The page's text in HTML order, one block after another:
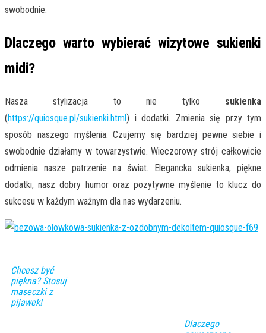
swobodnie.
Dlaczego warto wybierać wizytowe sukienki
midi?
Nasza stylizacja to nie tylko sukienka
(https://quiosque.pl/sukienki.html) i dodatki. Zmienia się przy tym
sposób naszego myślenia. Czujemy się bardziej pewne siebie i
swobodnie działamy w towarzystwie. Wieczorowy strój całkowicie
odmienia nasze patrzenie na świat. Elegancka sukienka, piękne
dodatki, nasz dobry humor oraz pozytywne myślenie to klucz do
sukcesu w każdym ważnym dla nas wydarzeniu.
Chcesz być
piękna? Stosuj
maseczki z
pijawek!
Dlaczego